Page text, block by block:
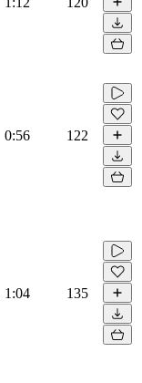
0:56 122
1:04 135